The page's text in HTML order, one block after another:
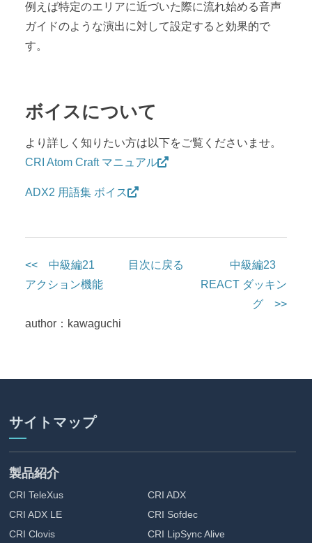
例えば特定のエリアに近づいた際に流れ始める音声
ガイドのような演出に対して設定すると効果的で
す。
ボイスについて
より詳しく知りたい方は以下をご覧くださいませ。
CRI Atom Craft マニュアル
ADX2 用語集 ボイス
<< 中級編21
アクション機能
目次に戻る
中級編23
REACT ダッキン
グ >>
author：kawaguchi
サイトマップ
製品紹介
CRI TeleXus
CRI ADX
CRI ADX LE
CRI Sofdec
CRI Clovis
CRI LipSync Alive